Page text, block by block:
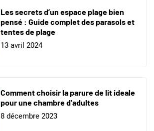
Les secrets d’un espace plage bien
pensé : Guide complet des parasols et
tentes de plage
13 avril 2024
Comment choisir la parure de lit ideale
pour une chambre d’adultes
8 décembre 2023